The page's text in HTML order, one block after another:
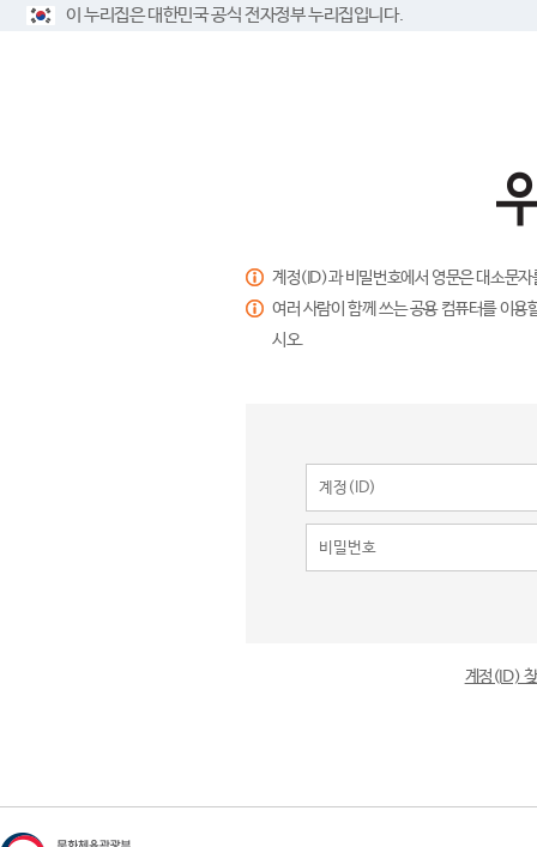
이 누리집은 대한민국 공식 전자정부 누리집입니다.
계정(ID)과 비밀번호에서 영문은 대소문
여러 사람이 함께 쓰는 공용 컴퓨터를 이
시오.
계정(ID)